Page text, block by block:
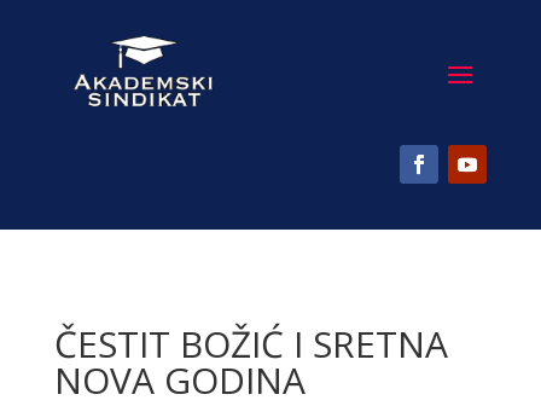
ČESTIT BOŽIĆ I SRETNA
NOVA GODINA